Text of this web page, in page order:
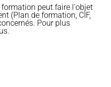
formation peut faire l'objet
(Plan de formation, CIF,
Pour plus